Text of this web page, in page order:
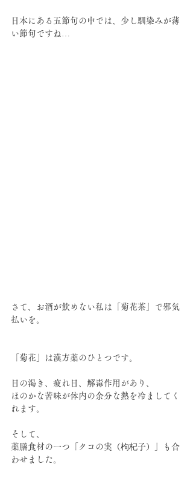
日本にある五節句の中では、少し馴染みが薄
い節句ですね…
さて、お酒が飲めない私は「菊花茶」で邪気
払いを。
「菊花」は漢方薬のひとつです。
目の渇き、疲れ目、解毒作用があり、
ほのかな苦味が体内の余分な熱を冷ましてく
れます。
そして、
薬膳食材の一つ「クコの実（枸杞子）」も合
わせました。